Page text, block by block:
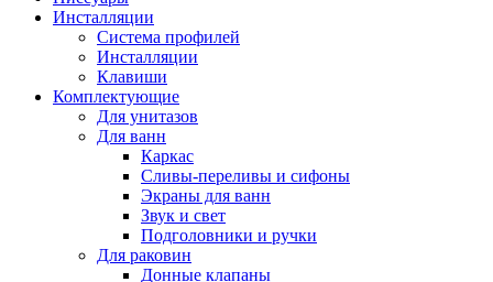
Инсталляции
Система профилей
Инсталляции
Клавиши
Комплектующие
Для унитазов
Для ванн
Каркас
Сливы-переливы и сифоны
Экраны для ванн
Звук и свет
Подголовники и ручки
Для раковин
Донные клапаны